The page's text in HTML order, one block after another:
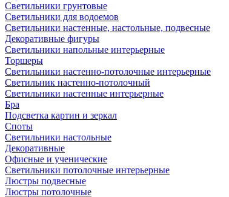
Светильники грунтовые
Светильники для водоемов
Светильники настенные, настольные, подвесные
Декоративные фигуры
Светильники напольные интерьерные
Торшеры
Светильники настенно-потолочные интерьерные
Светильник настенно-потолочный
Светильники настенные интерьерные
Бра
Подсветка картин и зеркал
Споты
Светильники настольные
Декоративные
Офисные и ученические
Светильники потолочные интерьерные
Люстры подвесные
Люстры потолочные